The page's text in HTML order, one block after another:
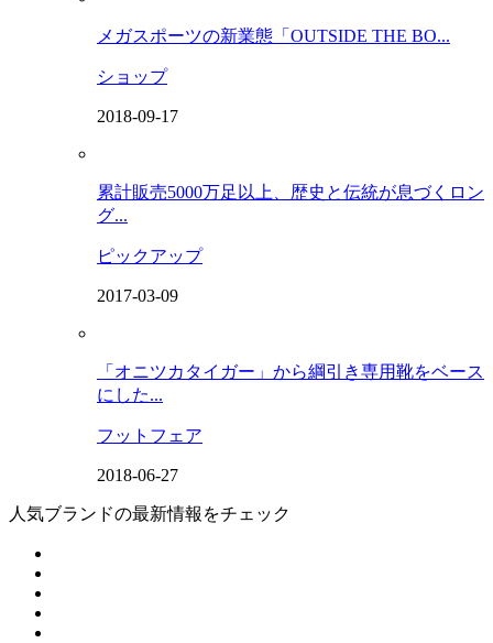
メガスポーツの新業態「OUTSIDE THE BO...
ショップ
2018-09-17
累計販売5000万足以上、歴史と伝統が息づくロン
グ...
ピックアップ
2017-03-09
「オニツカタイガー」から綱引き専用靴をベース
にした...
フットフェア
2018-06-27
人気ブランドの最新情報をチェック